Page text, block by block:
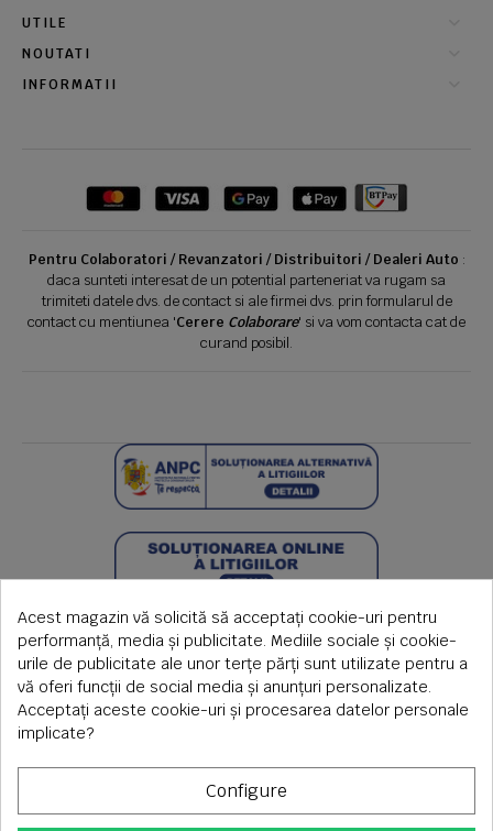
UTILE
NOUTATI
INFORMATII
Pentru Colaboratori / Revanzatori / Distribuitori / Dealeri Auto :
daca sunteti interesat de un potential parteneriat va rugam sa
trimiteti datele dvs. de contact si ale firmei dvs. prin formularul de
contact cu mentiunea 'Cerere Colaborare' si va vom contacta cat de
curand posibil.
Acest magazin vă solicită să acceptați cookie-uri pentru
performanță, media și publicitate. Mediile sociale și cookie-
urile de publicitate ale unor terțe părți sunt utilizate pentru a
vă oferi funcții de social media și anunțuri personalizate.
Acceptați aceste cookie-uri și procesarea datelor personale
implicate?
Configure